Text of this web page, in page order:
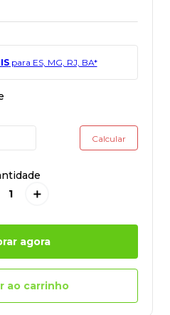
para ES, MG, RJ, BA*
＋
agora
ao carrinho